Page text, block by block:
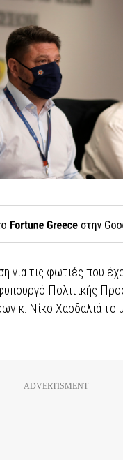
για τις φωτιές που
Πολιτικής
κ. Νίκο Χαρδαλιά το